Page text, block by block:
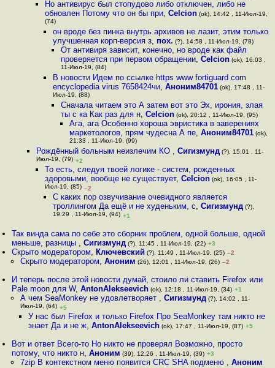
Но антивирус был стопудово либо отключен, либо не
обновлен Потому что он бы при, Celcion(ok), 14:42 , 11-Июл-19,
(74)
он вроде без пинка внутрь архивов не лазит, этим только
улучшенная корп-версия з, пох. (?), 14:58 , 11-Июл-19, (78)
От антивиря зависит, конечно, но вроде как файл
проверяется при первом обращении,Celcion (ok), 16:03 ,
11-Июл-19, (84)
В новости Идем по ссылке https www fortiguard com
encyclopedia virus 7658424чи, Аноним84701(ok), 17:48 , 11-
Июл-19, (88)
Сначала читаем это А затем вот это Эх, ирония, злая
ты с ка Как раз для н,Celcion (ok), 20:12 , 11-Июл-19, (95)
Ага, ага Особенно хороша эвристика в заверениях
маркетологов, прям чудесна А пе, Аноним84701(ok),
21:33 , 11-Июл-19, (99)
Рождённый больным неизлечим КО ,Сигизмунд (?), 15:01 , 11-
Июл-19, (79) +2
То есть, следуя твоей логике - систем, рожденных
здоровыми, вообще не существует, Celcion(ok), 16:05 , 11-
Июл-19, (85) –2
С каких пор озвучивание очевидного является
троллингом Да ещё и не худеньким, с, Сигизмунд(?),
19:29 , 11-Июл-19, (94) +1
Так винда сама по себе это сборник проблем, одной больше, одной
меньше, разницы ,Сигизмунд (?), 11:45 , 11-Июл-19, (22) +3
Скрыто модератором, Ключевский (?), 11:49 , 11-Июл-19, (25) –2
Скрыто модератором, Аноним (26), 12:01 , 11-Июл-19, (26) –2
И теперь после этой новости думай, стоило ли ставить Firefox или
Pale moon для W,AntonAlekseevich (ok), 12:18 , 11-Июл-19, (34) +1
А чем SeaMonkey не удовлетворяет , Сигизмунд(?), 14:02 , 11-
Июл-19, (64) +5
У нас был Firefox и только Firefox Про SeaMonkey там никто не
знает Да и не ж, AntonAlekseevich(ok), 17:47 , 11-Июл-19, (87) +5
Вот и ответ Всего-то Но никто не проверял Возможно, просто
потому, что никто н,Аноним (39), 12:26 , 11-Июл-19, (39) +3
7zip В контекстном меню появится CRC SHA подменю , Аноним